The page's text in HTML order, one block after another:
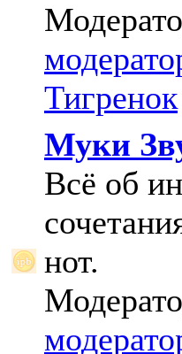
Тигренок
Муки
Всё об
нот.